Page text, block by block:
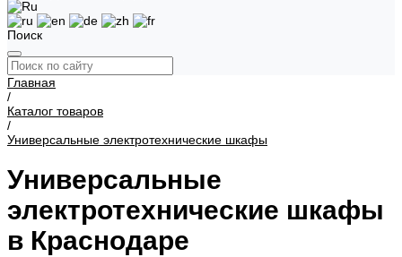
Поиск
Главная
/
Каталог товаров
/
Универсальные электротехнические шкафы
Универсальные
электротехнические шкафы
в Краснодаре